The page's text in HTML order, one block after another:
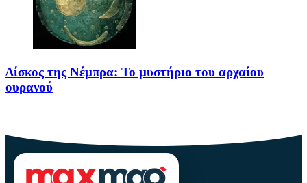
Δίσκος της Νέμπρα: Το μυστήριο του αρχαίου
ουρανού